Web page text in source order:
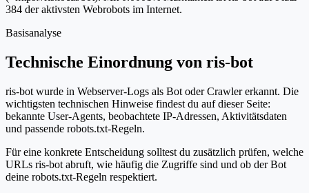
384 der aktivsten Webrobots im Internet.
Basisanalyse
Technische Einordnung von ris-bot
ris-bot wurde in Webserver-Logs als Bot oder Crawler erkannt. Die
wichtigsten technischen Hinweise findest du auf dieser Seite:
bekannte User-Agents, beobachtete IP-Adressen, Aktivitätsdaten
und passende robots.txt-Regeln.
Für eine konkrete Entscheidung solltest du zusätzlich prüfen, welche
URLs ris-bot abruft, wie häufig die Zugriffe sind und ob der Bot
deine robots.txt-Regeln respektiert.